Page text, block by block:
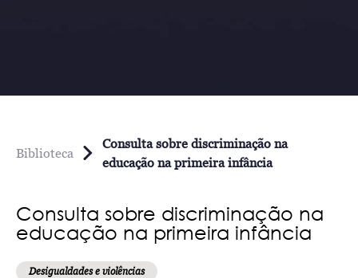
Biblioteca
Consulta sobre discriminação na
educação na primeira infância
Consulta sobre discriminação na
educação na primeira infância
Desigualdades e violências